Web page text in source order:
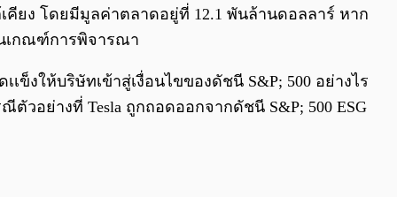
คียง โดยมีมูลค่าตลาดอยู่ที่ 12.1 พันล้านดอลลาร์ หาก
เกณฑ์การพิจารณา
ข็งให้บริษัทเข้าสู่เงื่อนไขของดัชนี S&P; 500 อย่างไร
อย่างที่ Tesla ถูกถอดออกจากดัชนี S&P; 500 ESG